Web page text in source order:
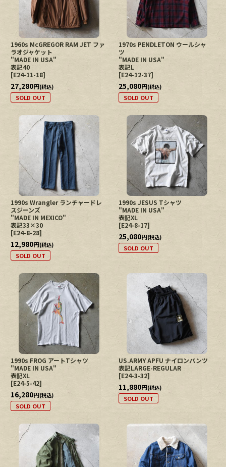
1960s McGREGOR RAM JET ファ
ラオジャケット
"MADE IN USA"
表記40
[E24-11-18]
27,280円(税込)
SOLD OUT
1970s PENDLETON ウールシャ
ツ
"MADE IN USA"
表記L
[E24-12-37]
25,080円(税込)
SOLD OUT
1990s Wrangler ランチャードレ
スジーンズ
"MADE IN MEXICO"
表記33×30
[E24-8-28]
12,980円(税込)
SOLD OUT
1990s JESUS Tシャツ
"MADE IN USA"
表記XL
[E24-8-17]
25,080円(税込)
SOLD OUT
1990s FROG アートTシャツ
"MADE IN USA"
表記XL
[E24-5-42]
16,280円(税込)
SOLD OUT
US.ARMY APFU ナイロンパンツ
表記LARGE-REGULAR
[E24-3-32]
11,880円(税込)
SOLD OUT